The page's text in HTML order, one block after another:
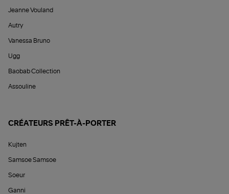
Jeanne Vouland
Autry
Vanessa Bruno
Ugg
Baobab Collection
Assouline
CRÉATEURS PRÊT-À-PORTER
Kujten
Samsoe Samsoe
Soeur
Ganni